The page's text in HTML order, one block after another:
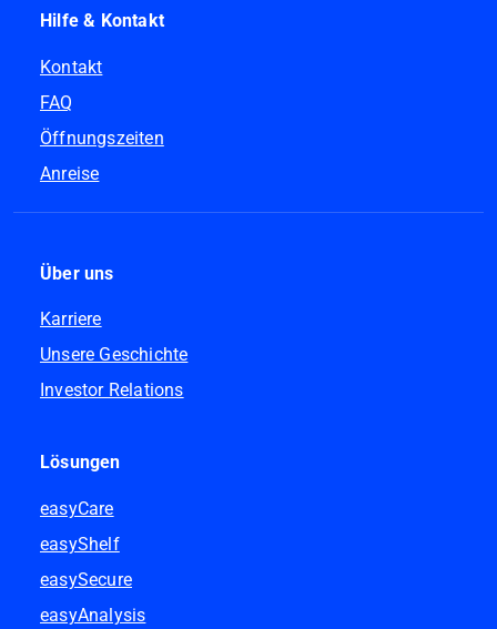
Hilfe & Kontakt
Kontakt
FAQ
Öffnungszeiten
Anreise
Über uns
Karriere
Unsere Geschichte
Investor Relations
Lösungen
easyCare
easyShelf
easySecure
easyAnalysis